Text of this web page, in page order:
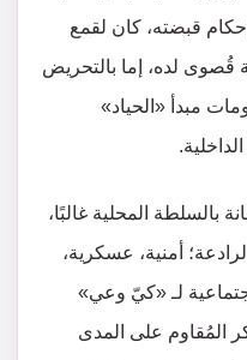
قبضته، كان لقمع
قُصوى لده، إما بالتحريض
مبدأ «الحياد»
بالسلطة المحلية غالبًا،
أمنية، عسكرية،
لـ «كيّ وعي»
المُقاوم على المدى